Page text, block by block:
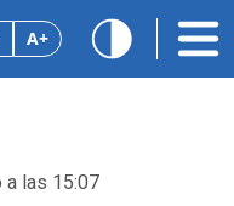
A+
a las 15:07